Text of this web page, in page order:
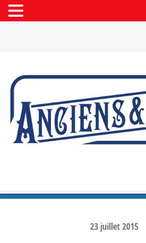
23 juillet2015